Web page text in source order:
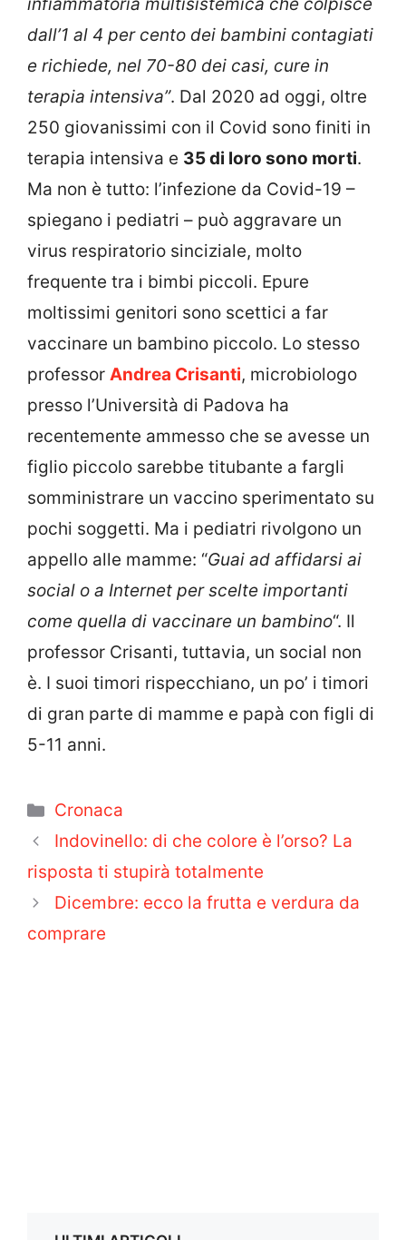
infiammatoria multisistemica che colpisce
dall’1 al 4 per cento dei bambini contagiati
e richiede, nel 70-80 dei casi, cure in
terapia intensiva”. Dal 2020 ad oggi, oltre
250 giovanissimi con il Covid sono finiti in
terapia intensiva e 35 di loro sono morti.
Ma non è tutto: l’infezione da Covid-19 –
spiegano i pediatri – può aggravare un
virus respiratorio sinciziale, molto
frequente tra i bimbi piccoli. Epure
moltissimi genitori sono scettici a far
vaccinare un bambino piccolo. Lo stesso
professor Andrea Crisanti, microbiologo
presso l’Università di Padova ha
recentemente ammesso che se avesse un
figlio piccolo sarebbe titubante a fargli
somministrare un vaccino sperimentato su
pochi soggetti. Ma i pediatri rivolgono un
appello alle mamme: “Guai ad affidarsi ai
social o a Internet per scelte importanti
come quella di vaccinare un bambino“. Il
professor Crisanti, tuttavia, un social non
è. I suoi timori rispecchiano, un po’ i timori
di gran parte di mamme e papà con figli di
5-11 anni.
Categorie
Cronaca
Indovinello: di che colore è l’orso? La
risposta ti stupirà totalmente
Dicembre: ecco la frutta e verdura da
comprare